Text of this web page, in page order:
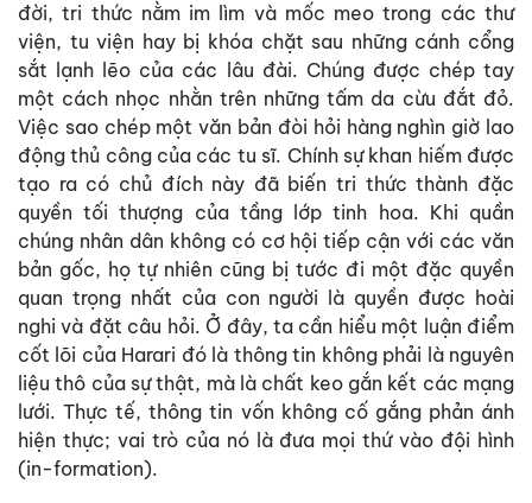
đời, tri thức nằm im lìm và mốc meo trong các thư
viện, tu viện hay bị khóa chặt sau những cánh cổng
sắt lạnh lẽo của các lâu đài. Chúng được chép tay
một cách nhọc nhằn trên những tấm da cừu đắt đỏ.
Việc sao chép một văn bản đòi hỏi hàng nghìn giờ lao
động thủ công của các tu sĩ. Chính sự khan hiếm được
tạo ra có chủ đích này đã biến tri thức thành đặc
quyền tối thượng của tầng lớp tinh hoa. Khi quần
chúng nhân dân không có cơ hội tiếp cận với các văn
bản gốc, họ tự nhiên cũng bị tước đi một đặc quyền
quan trọng nhất của con người là quyền được hoài
nghi và đặt câu hỏi. Ở đây, ta cần hiểu một luận điểm
cốt lõi của Harari đó là thông tin không phải là nguyên
liệu thô của sự thật, mà là chất keo gắn kết các mạng
lưới. Thực tế, thông tin vốn không cố gắng phản ánh
hiện thực; vai trò của nó là đưa mọi thứ vào đội hình
(in-formation).